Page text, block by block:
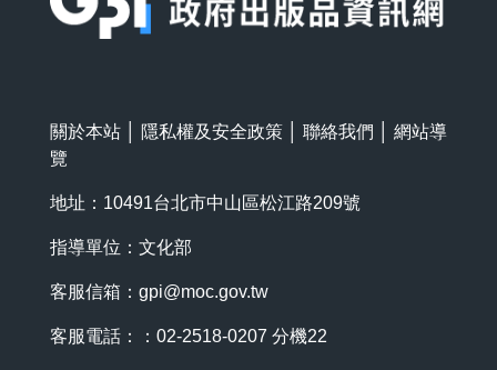
關於本站 隱私權及安全政策 聯絡我們
網站導
覽
地址：10491台北市中山區松江路209號
指導單位：文化部
客服信箱： gpi@moc.gov.tw
客服電話：：02-2518-0207 分機22